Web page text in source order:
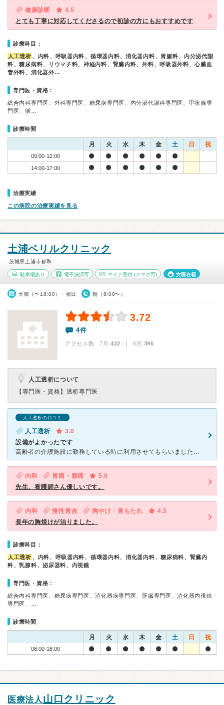
健康診断
4.5
とても丁寧に対応してくださるので初診の方にもおすすめです
診療科目：
人工透析 、内科、呼吸器内科、循環器内科、消化器内科、胃腸科、内分泌代謝
科、糖尿病科、リウマチ科、神経内科、腎臓内科、外科、呼吸器外科、心臓血
管外科、消化器外…
専門医・資格：
総合内科専門医、外科専門医、糖尿病専門医、内分泌代謝科専門医、甲状腺専
門医、循…
診療時間
月 火 水 木 金 土 日 祝
09:00-12:00
14:00-17:00
治療実績
この病院の治療実績を見る
土浦ベリルクリニック
茨城県土浦市都和
駐車場あり 電子決済可 マイナ受付 (スマホ可) 女医在籍
土曜（〜18:00）・祝日 朝（8:00〜）
3.72
4件
アクセス数 7月:422 | 6月:396
人工透析について
【専門医・資格】 透析専門医
人工透析の口コミ
人工透析
3.0
設備がよかったです
高齢者の介護施設に勤務している時に利用させてもらいました。 まだ出来て時期が経っている医療機関ではなく、建物の外観も中もすごくきれいな医療機関でした。 ６号国道から細い道に入っていくので広い通
内科 胃痛・腹痛
5.0
先生、看護師さん優しいです。
内科 慢性胃炎 胸やけ・胃もたれ
4.5
長年の胸焼けが治りました。
診療科目：
人工透析 、内科、呼吸器内科、循環器内科、消化器内科、糖尿病科、腎臓内
科、乳腺科、泌尿器科、内視鏡
専門医・資格：
総合内科専門医、糖尿病専門医、消化器病専門医、肝臓専門医、消化器内視鏡
専門医、…
診療時間
月 火 水 木 金 土 日 祝
08:00-18:00
医療法人山口クリニック